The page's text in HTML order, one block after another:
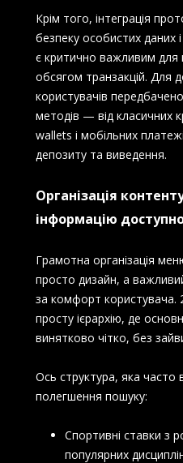
Крім того, інтеграція
безпеку особистих даних
є критично важливим
обсягом транзакцій. Для
користувачів
методів — від класичних
wallets і мобільних
депозиту та виведення.
Організація
інформацію
Грамотна організація
просто дизайн, а
за комфорт користувача.
просту ієрархію, де
винятково чітко, без
Ось структура, яка часто
полегшення пошуку:
Спортивні ставки з
популярних